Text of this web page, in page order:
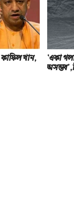
কাফিল খান, ‘একা
অসম্ভব’,